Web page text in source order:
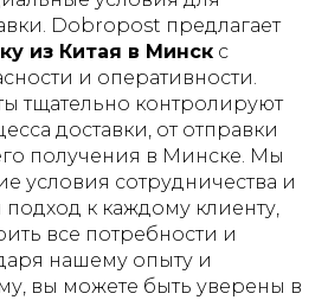
Dobropost предлагает
из Китая в Минск с
и оперативности.
тщательно контролируют
доставки, от отправки
получения в Минске. Мы
условия сотрудничества и
к каждому клиенту,
все потребности и
нашему опыту и
вы можете быть уверены в